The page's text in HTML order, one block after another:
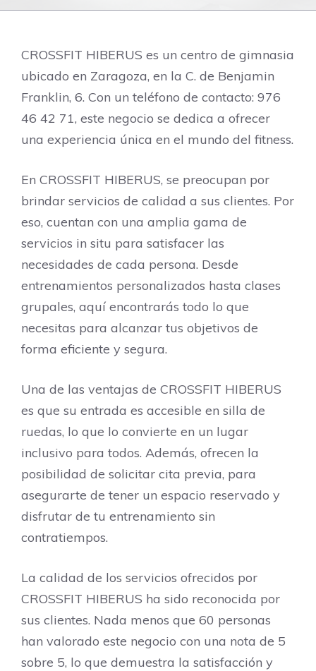
CROSSFIT HIBERUS es un centro de gimnasia
ubicado en Zaragoza, en la C. de Benjamin
Franklin, 6. Con un teléfono de contacto: 976
46 42 71, este negocio se dedica a ofrecer
una experiencia única en el mundo del fitness.
En CROSSFIT HIBERUS, se preocupan por
brindar servicios de calidad a sus clientes. Por
eso, cuentan con una amplia gama de
servicios in situ para satisfacer las
necesidades de cada persona. Desde
entrenamientos personalizados hasta clases
grupales, aquí encontrarás todo lo que
necesitas para alcanzar tus objetivos de
forma eficiente y segura.
Una de las ventajas de CROSSFIT HIBERUS
es que su entrada es accesible en silla de
ruedas, lo que lo convierte en un lugar
inclusivo para todos. Además, ofrecen la
posibilidad de solicitar cita previa, para
asegurarte de tener un espacio reservado y
disfrutar de tu entrenamiento sin
contratiempos.
La calidad de los servicios ofrecidos por
CROSSFIT HIBERUS ha sido reconocida por
sus clientes. Nada menos que 60 personas
han valorado este negocio con una nota de 5
sobre 5, lo que demuestra la satisfacción y